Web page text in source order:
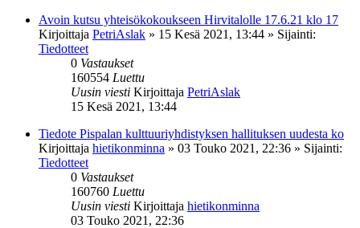
Avoin kutsu yhteisökokoukseen Hirvitalolle 17.6.21 klo 17
Kirjoittaja PetriAslak » 15 Kesä 2021, 13:44 » Sijainti:
Tiedotteet
0 Vastaukset
160554 Luettu
Uusin viesti Kirjoittaja PetriAslak
15 Kesä 2021, 13:44
Tiedote Pispalan kulttuuriyhdistyksen hallituksen uudesta ko
Kirjoittaja hietikonminna » 03 Touko 2021, 22:36 » Sijainti:
Tiedotteet
0 Vastaukset
160760 Luettu
Uusin viesti Kirjoittaja hietikonminna
03 Touko 2021, 22:36